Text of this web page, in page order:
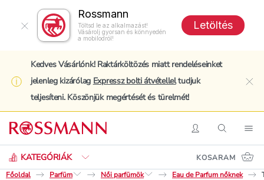
Rossmann
Töltsd le az alkalmazást!
Vásárolj gyorsan és könnyedén
a mobilodról!
Letöltés
Kedves Vásárlónk! Raktárköltözés miatt rendeléseinket
jelenleg kizárólag Expressz bolti átvételleltudjuk
teljesíteni. Köszönjük megértését és türelmét!
BelépésKeresés
KATEGÓRIÁK
Keresés
KOSARAM
Főoldal
Parfüm Női parfümök Eau de Parfum nőknek